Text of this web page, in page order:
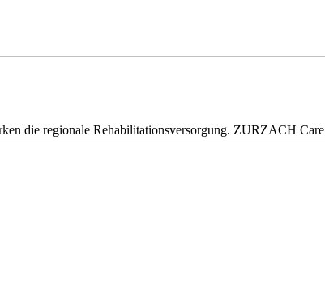
die regionale Rehabilitationsversorgung. ZURZACH